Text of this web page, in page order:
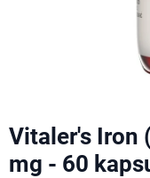
Vitaler's Iron
mg - 60